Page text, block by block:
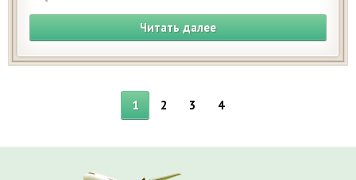
Читать далее
1 2 3 4